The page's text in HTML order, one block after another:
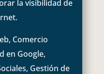
la visibilidad de
Comercio
en Google,
Gestión de